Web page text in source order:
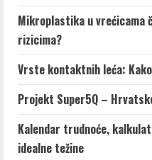
Mikroplastika u vrećicama
rizicima?
Vrste kontaktnih leća:
Projekt Super5Q –
Kalendar trudnoće,
idealne težine